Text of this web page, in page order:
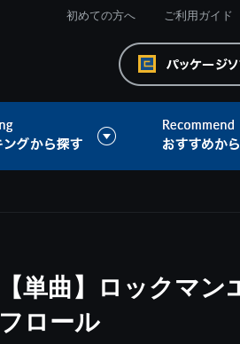
初めての方へ ご利用ガイド
【単曲】ロックマ
フロール